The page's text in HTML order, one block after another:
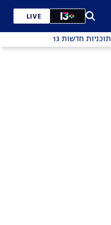
LIVE
תוכניות חדשות 13